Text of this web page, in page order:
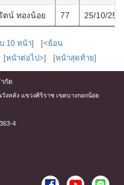
น์ ทองน้อย 77 25/10/
10 หน้า] [<ย้อน
[หน้าต่อไป>] [หน้าสุดท้าย]
กัด
หลัง แขวงศิริราช เขตบางกอกน้อย
4